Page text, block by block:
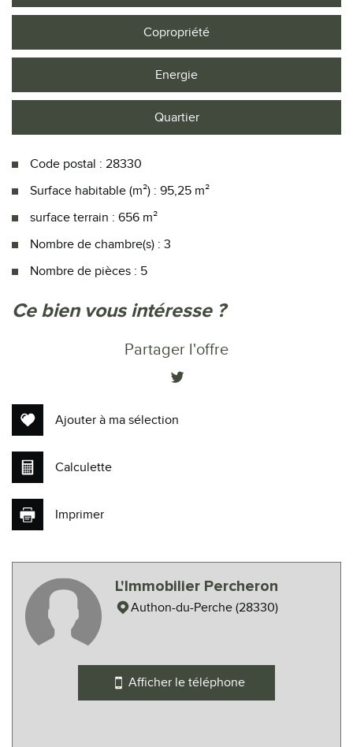
Copropriété
Energie
Quartier
Code postal : 28330
Surface habitable (m²) : 95,25 m²
surface terrain : 656 m²
Nombre de chambre(s) : 3
Nombre de pièces : 5
la ville de authon-du-perche (28330)
Collège
École primaire
ce bien vous intéresse ?
Partager l'offre
Ajouter à ma sélection
Calculette
Imprimer
L'Immobilier Percheron
Authon-du-Perche (28330)
Afficher le téléphone